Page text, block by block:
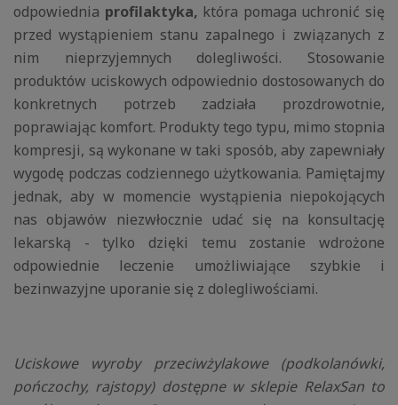
odpowiednia profilaktyka, która pomaga uchronić się
przed wystąpieniem stanu zapalnego i związanych z
nim nieprzyjemnych dolegliwości. Stosowanie
produktów uciskowych odpowiednio dostosowanych do
konkretnych potrzeb zadziała prozdrowotnie,
poprawiając komfort. Produkty tego typu, mimo stopnia
kompresji, są wykonane w taki sposób, aby zapewniały
wygodę podczas codziennego użytkowania. Pamiętajmy
jednak, aby w momencie wystąpienia niepokojących
nas objawów niezwłocznie udać się na konsultację
lekarską - tylko dzięki temu zostanie wdrożone
odpowiednie leczenie umożliwiające szybkie i
bezinwazyjne uporanie się z dolegliwościami.
Uciskowe wyroby przeciwżylakowe (podkolanówki,
pończochy, rajstopy) dostępne w sklepie RelaxSan to